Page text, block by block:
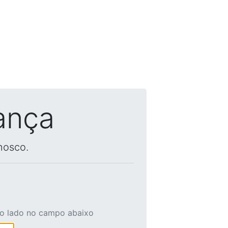
lado no campo abaixo